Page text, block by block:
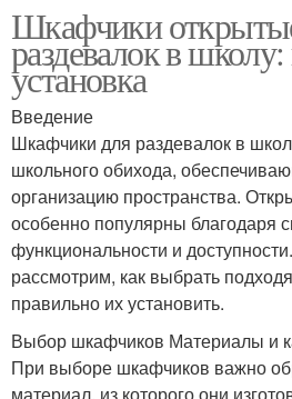
Шкафчики
раздевалок в
установка
Введение
Шкафчики для раздевалок в
школьного обихода,
организацию пространства.
особенно популярны благодаря
функциональности и
рассмотрим, как выбрать
правильно их установить.
Выбор шкафчиков Материалы и
При выборе шкафчиков важно